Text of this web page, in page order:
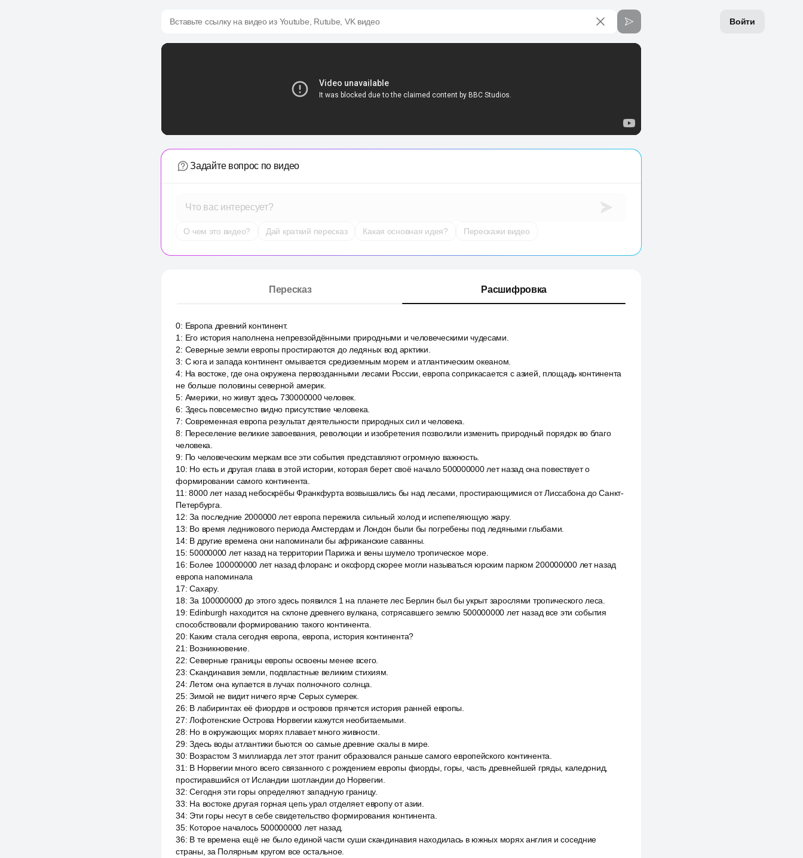
Войти
Вставьте ссылку на видео из Youtube, Rutube, VK видео
Задайте вопрос по видео
Что вас интересует?
О чем это видео? Дай краткий пересказ Какая основная идея? Перескажи видео
Пересказ Расшифровка
0: Европа древний континент.
1 : Его история наполнена непревзойдёнными природными и человеческими чудесами.
2: Северные земли европы простираются до ледяных вод арктики.
3: С юга и запада континент омывается средиземным морем и атлантическим океаном.
4: На востоке, где она окружена первозданными лесами России, европа соприкасается с азией, площадь континента
не больше половины северной америк.
5: Америки, но живут здесь 730000000 человек.
6: Здесь повсеместно видно присутствие человека.
7: Современная европа результат деятельности природных сил и человека.
8: Переселение великие завоевания, революции и изобретения позволили изменить природный порядок во благо
человека.
9: По человеческим меркам все эти события представляют огромную важность.
10: Но есть и другая глава в этой истории, которая берет своё начало 500000000 лет назад она повествует о
формировании самого континента.
11 :8000 лет назад небоскрёбы Франкфурта возвышались бы над лесами, простирающимися от Лиссабона до Санкт-
Петербурга.
12:За последние 2000000 лет европа пережила сильный холод и испепеляющую жару.
13: Во время ледникового периода Амстердам и Лондон были бы погребены под ледяными глыбами.
14: В другие времена они напоминали бы африканские саванны.
15:50000000 лет назад на территории Парижа и вены шумело тропическое море.
16: Более 100000000 лет назад флоранс и оксфорд скорее могли называться юрским парком 200000000 лет назад
европа напоминала
17:Сахару.
18:За 100000000 до этого здесь появился 1 на планете лес Берлин был бы укрыт зарослями тропического леса.
19: Edinburgh находится на склоне древнего вулкана, сотрясавшего землю 500000000 лет назад все эти события
способствовали формированию такого континента.
20: Каким стала сегодня европа, европа, история континента?
21 : Возникновение.
22:Северные границы европы освоены менее всего.
23:Скандинавия земли, подвластные великим стихиям.
24:Летом она купается в лучах полночного солнца.
25:Зимой не видит ничего ярче Серых сумерек.
26: В лабиринтах её фиордов и островов прячется история ранней европы.
27:Лофотенские Острова Норвегии кажутся необитаемыми.
28: Но в окружающих морях плавает много живности.
29:Здесь воды атлантики бьются оо самые древние скалы в мире.
30: Возрастом 3 миллиарда лет этот гранит образовался раньше самого европейского континента.
31 : В Норвегии много всего связанного с рождением европы фиорды, горы, часть древнейшей гряды, каледонид,
простиравшийся от Исландии шотландии до Норвегии.
32:Сегодня эти горы определяют западную границу.
33: На востоке другая горная цепь урал отделяет европу от азии.
34: Эти горы несут в себе свидетельство формирования континента.
35: Которое началось 500000000 лет назад.
36: В те времена ещё не было единой части суши скандинавия находилась в южных морях англия и соседние
страны, за Полярным кругом все остальное.